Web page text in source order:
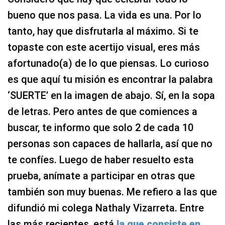
bueno que nos pasa. La vida es una. Por lo
tanto, hay que disfrutarla al máximo. Si te
topaste con este acertijo visual, eres más
afortunado(a) de lo que piensas. Lo curioso
es que aquí tu misión es encontrar la palabra
‘SUERTE’ en la imagen de abajo. Sí, en la sopa
de letras. Pero antes de que comiences a
buscar, te informo que solo 2 de cada 10
personas son capaces de hallarla, así que no
te confíes. Luego de haber resuelto esta
prueba, anímate a participar en otras que
también son muy buenas. Me refiero a las que
difundió mi colega Nathaly Vizarreta. Entre